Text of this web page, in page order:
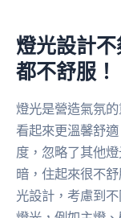
燈光設計
都不舒服！
燈光是營造氣氛
看起來更溫馨舒
度，忽略了其他
暗，住起來很不
光設計，考慮到